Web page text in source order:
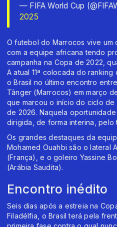
— FIFA World Cup
2025
O futebol do Marrocos vive um
com a equipe africana tendo
campanha na Copa de 2022,
A atual 11ª colocada do
o Brasil no último encontro
Tânger (Marrocos) em março
que marcou o início do ciclo
de 2026. Naquela
dirigida, de forma interina, pelo
Os grandes destaques da
Mohamed Ouahbi são o lateral
(França), e o goleiro Yassine
(Arábia Saudita).
Encontro inédito
Seis dias após a estreia na
Filadélfia, o Brasil terá pela